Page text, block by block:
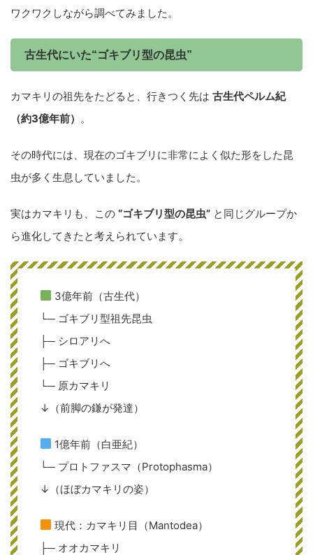
ワクワクしながら調べてみました。
古生代にいた“ゴキブリ型の昆虫”
カマキリの祖先をたどると、行きつく先は 古生代ペルム紀
（約3億年前） 。
その時代には、現在のゴキブリに非常によく似た形をした昆
虫が多く生息していました。
実はカマキリも、この “ゴキブリ型の昆虫” と同じグループか
ら進化してきたと考えられています。
3億年前（古生代）
└─ ゴキブリ型祖先昆虫
├─ シロアリへ
├─ ゴキブリへ
└─ 原カマキリ
↓（前脚の鎌が発達）
1億年前（白亜紀）
└─ プロトファスマ（Protophasma）
↓（ほぼカマキリの姿）
現代：カマキリ目（Mantodea）
├─ オオカマキリ